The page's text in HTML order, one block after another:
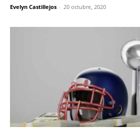
Evelyn Castillejos - 20 octubre, 2020